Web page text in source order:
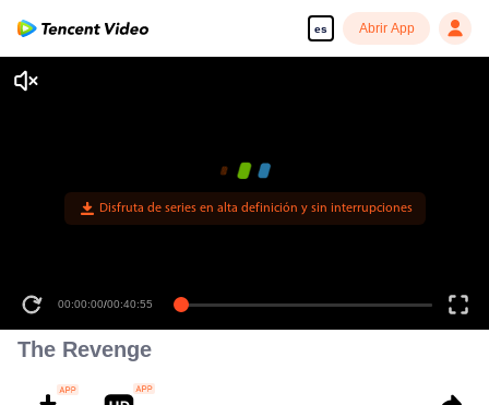
es Abrir App
Disfruta de series en alta definición y sin interrupciones
00:00:00/00:40:55
The Revenge